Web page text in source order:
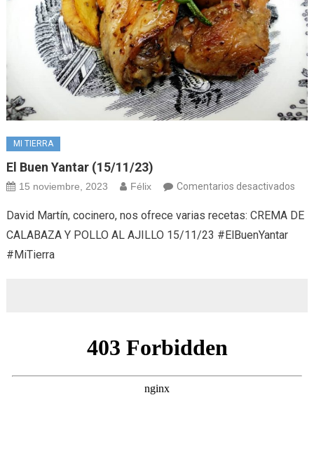
MI TIERRA
El Buen Yantar (15/11/23)
15 noviembre, 2023 Félix Comentarios desactivadosen
David Martín, cocinero, nos ofrece varias recetas: CREMA DE
CALABAZA Y POLLO AL AJILLO 15/11/23 #ElBuenYantar
#MiTierra